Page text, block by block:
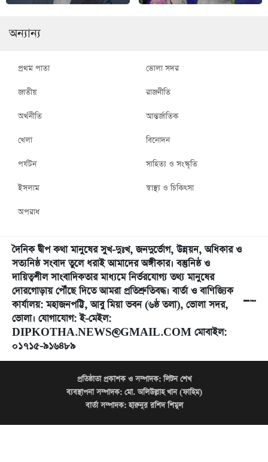
অন্যান্য
প্রথম পাতা ভোলা সদর
জাতীয় রাজনীতি
অর্থনীতি আন্তর্জাতিক
খেলা বিনোদন
পর্যটন সাহিত্য ও সংস্কৃতি
ইসলাম স্বাস্থ্য ও চিকিৎসা
অপরাধ
দৈনিক দ্বীপ কথা মানুষের সুখ-দুঃখ, জনদুর্ভোগ, উন্নয়ন, অধিকার ও
সত্যনিষ্ঠ সংবাদ তুলে ধরাই আমাদের অঙ্গীকার। বস্তুনিষ্ঠ ও
দায়িত্বশীল সাংবাদিকতার মাধ্যমে নির্ভরযোগ্য তথ্য মানুষের
দোরগোড়ায় পৌঁছে দিতে আমরা প্রতিশ্রুতিবদ্ধ। বার্তা ও বাণিজ্যিক
কার্যালয়: মহাজনপট্টি, আবু মিয়া ভবন (৬ষ্ঠ তলা), ভোলা সদর,
ভোলা। যোগাযোগ: ই-মেইল:
DIPKOTHA.NEWS@GMAIL.COM মোবাইল:
০১৭১৫-৯১৬৪৮৯
প্রতিষ্ঠাতা প্রকাশক ও সম্পাদক:লিটন শেখ
ব্যবস্থাপনা সম্পাদক: মো. অলিউল্লাহ খান (ফাহিম)
বার্তা সম্পাদক:হারুনুর রশিদ শিমুল